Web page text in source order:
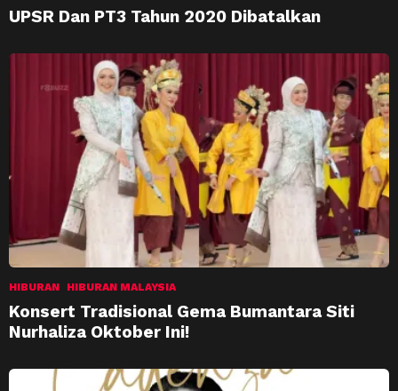
UPSR Dan PT3 Tahun 2020 Dibatalkan
HIBURAN HIBURAN MALAYSIA
Konsert Tradisional Gema Bumantara Siti
Nurhaliza Oktober Ini!